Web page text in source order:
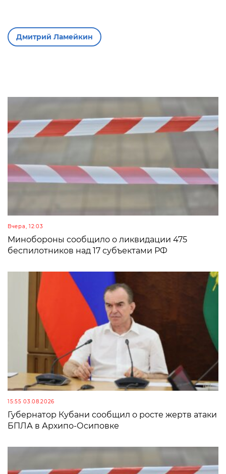
Дмитрий Ламейкин
Вчера, 12:03
Минобороны сообщило о ликвидации 475
беспилотников над 17 субъектами РФ
15:55 03.08.2026
Губернатор Кубани сообщил о росте жертв атаки
БПЛА в Архипо-Осиповке